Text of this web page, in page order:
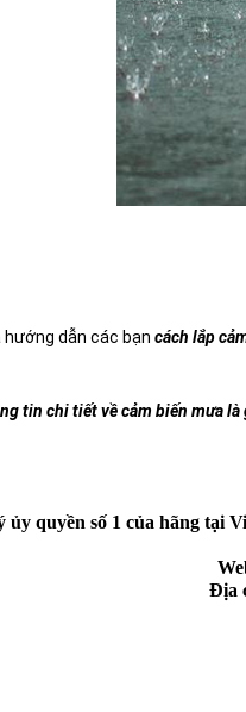
dẫn các bạn cách lắp
tin chi tiết về cảm biến mưa là
ủy quyền số 1 của hãng tại
Địa